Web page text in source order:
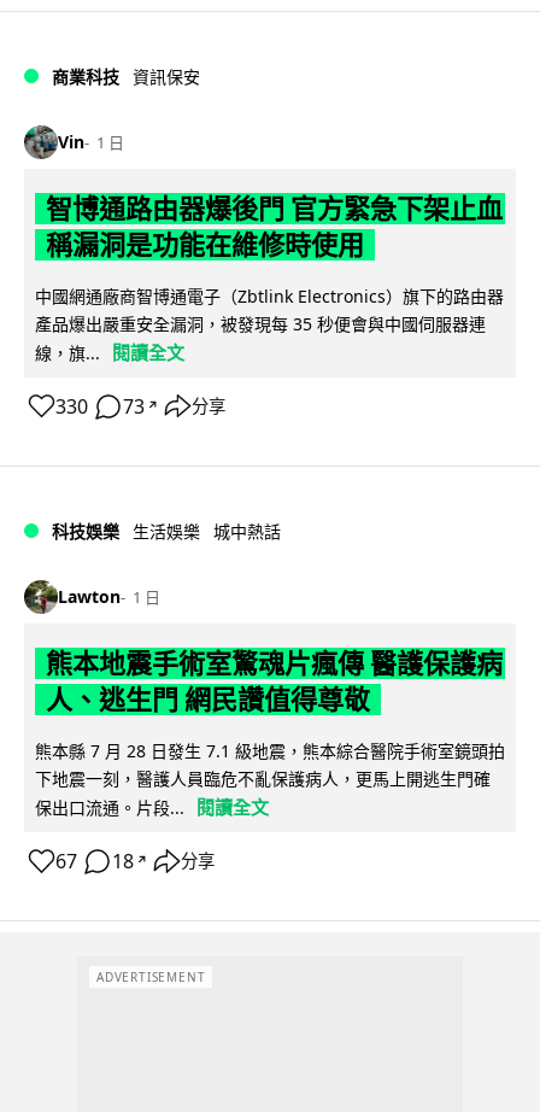
商業科技 資訊保安
Vin 1 日
智博通路由器爆後門 官方緊急下架止血
稱漏洞是功能在維修時使用
中國網通廠商智博通電子（Zbtlink Electronics）旗下的路由器
產品爆出嚴重安全漏洞，被發現每 35 秒便會與中國伺服器連
線，旗...
閱讀全文
330 73 ↗ 分享
科技娛樂 生活娛樂 城中熱話
Lawton 1 日
熊本地震手術室驚魂片瘋傳 醫護保護病
人、逃生門 網民讚值得尊敬
熊本縣 7 月 28 日發生 7.1 級地震，熊本綜合醫院手術室鏡頭拍
下地震一刻，醫護人員臨危不亂保護病人，更馬上開逃生門確
保出口流通。片段...
閱讀全文
67 18 ↗ 分享
ADVERTISEMENT